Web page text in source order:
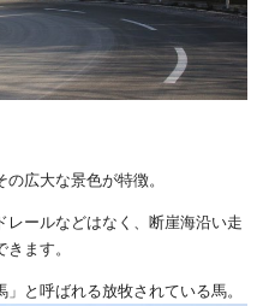
広大な景色が特徴。
ールなどはなく、断崖海沿い走
ます。
」と呼ばれる放牧されている馬。